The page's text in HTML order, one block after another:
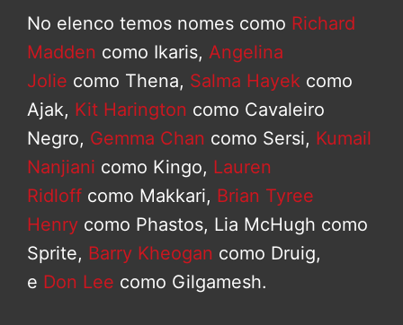
No elenco temos nomes como Richard
Madden como Ikaris, Angelina
Jolie como Thena, Salma Hayek como
Ajak, Kit Harington como Cavaleiro
Negro, Gemma Chan como Sersi, Kumail
Nanjiani como Kingo, Lauren
Ridloff como Makkari, Brian Tyree
Henry como Phastos, Lia McHugh como
Sprite, Barry Kheogan como Druig,
e Don Lee como Gilgamesh.